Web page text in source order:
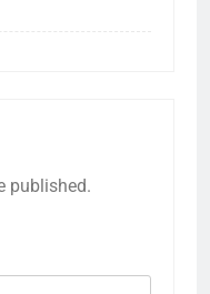
published.